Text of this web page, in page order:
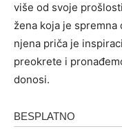
više od svoje
žena koja je
njena priča je
preokrete i
donosi.